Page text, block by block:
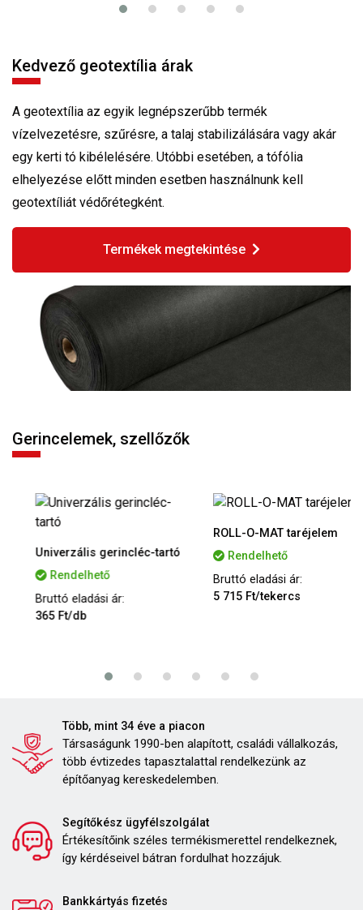
Kedvező geotextília árak
A geotextília az egyik legnépszerűbb termék
vízelvezetésre, szűrésre, a talaj stabilizálására vagy akár
egy kerti tó kibélelésére. Utóbbi esetében, a tófólia
elhelyezése előtt minden esetben használnunk kell
geotextíliát védőrétegként.
Termékek megtekintése
Gerincelemek, szellőzők
Univerzális gerincléc-tartó
Rendelhető
Bruttó eladási ár:
365 Ft/db
ROLL-O-MAT taréjelem
Rendelhető
Bruttó eladási ár:
5 715 Ft/tekercs
Több, mint 34 éve a piacon
Társaságunk 1990-ben alapított, családi vállalkozás,
több évtizedes tapasztalattal rendelkezünk az
építőanyag kereskedelemben.
Segítőkész ügyfélszolgálat
Értékesítőink széles termékismerettel rendelkeznek,
így kérdéseivel bátran fordulhat hozzájuk.
Bankkártyás fizetés